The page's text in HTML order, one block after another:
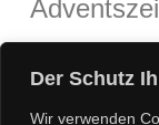
Der Schutz
Wir verwenden